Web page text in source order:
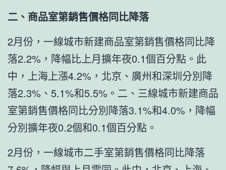
二、商品室第銷售價格同比降落
2月份，一線城市新建商品室第銷售價格同比降
落2.2%，降幅比上月擴年夜0.1個百分點。此
中，上海上漲4.2%，北京、廣州和深圳分別降
落2.3%、5.1%和5.5%。二、三線城市新建商品
室第銷售價格同比分別降落3.1%和4.0%，降幅
分別擴年夜0.2個和0.1個百分點。
2月份，一線城市二手室第銷售價格同比降落